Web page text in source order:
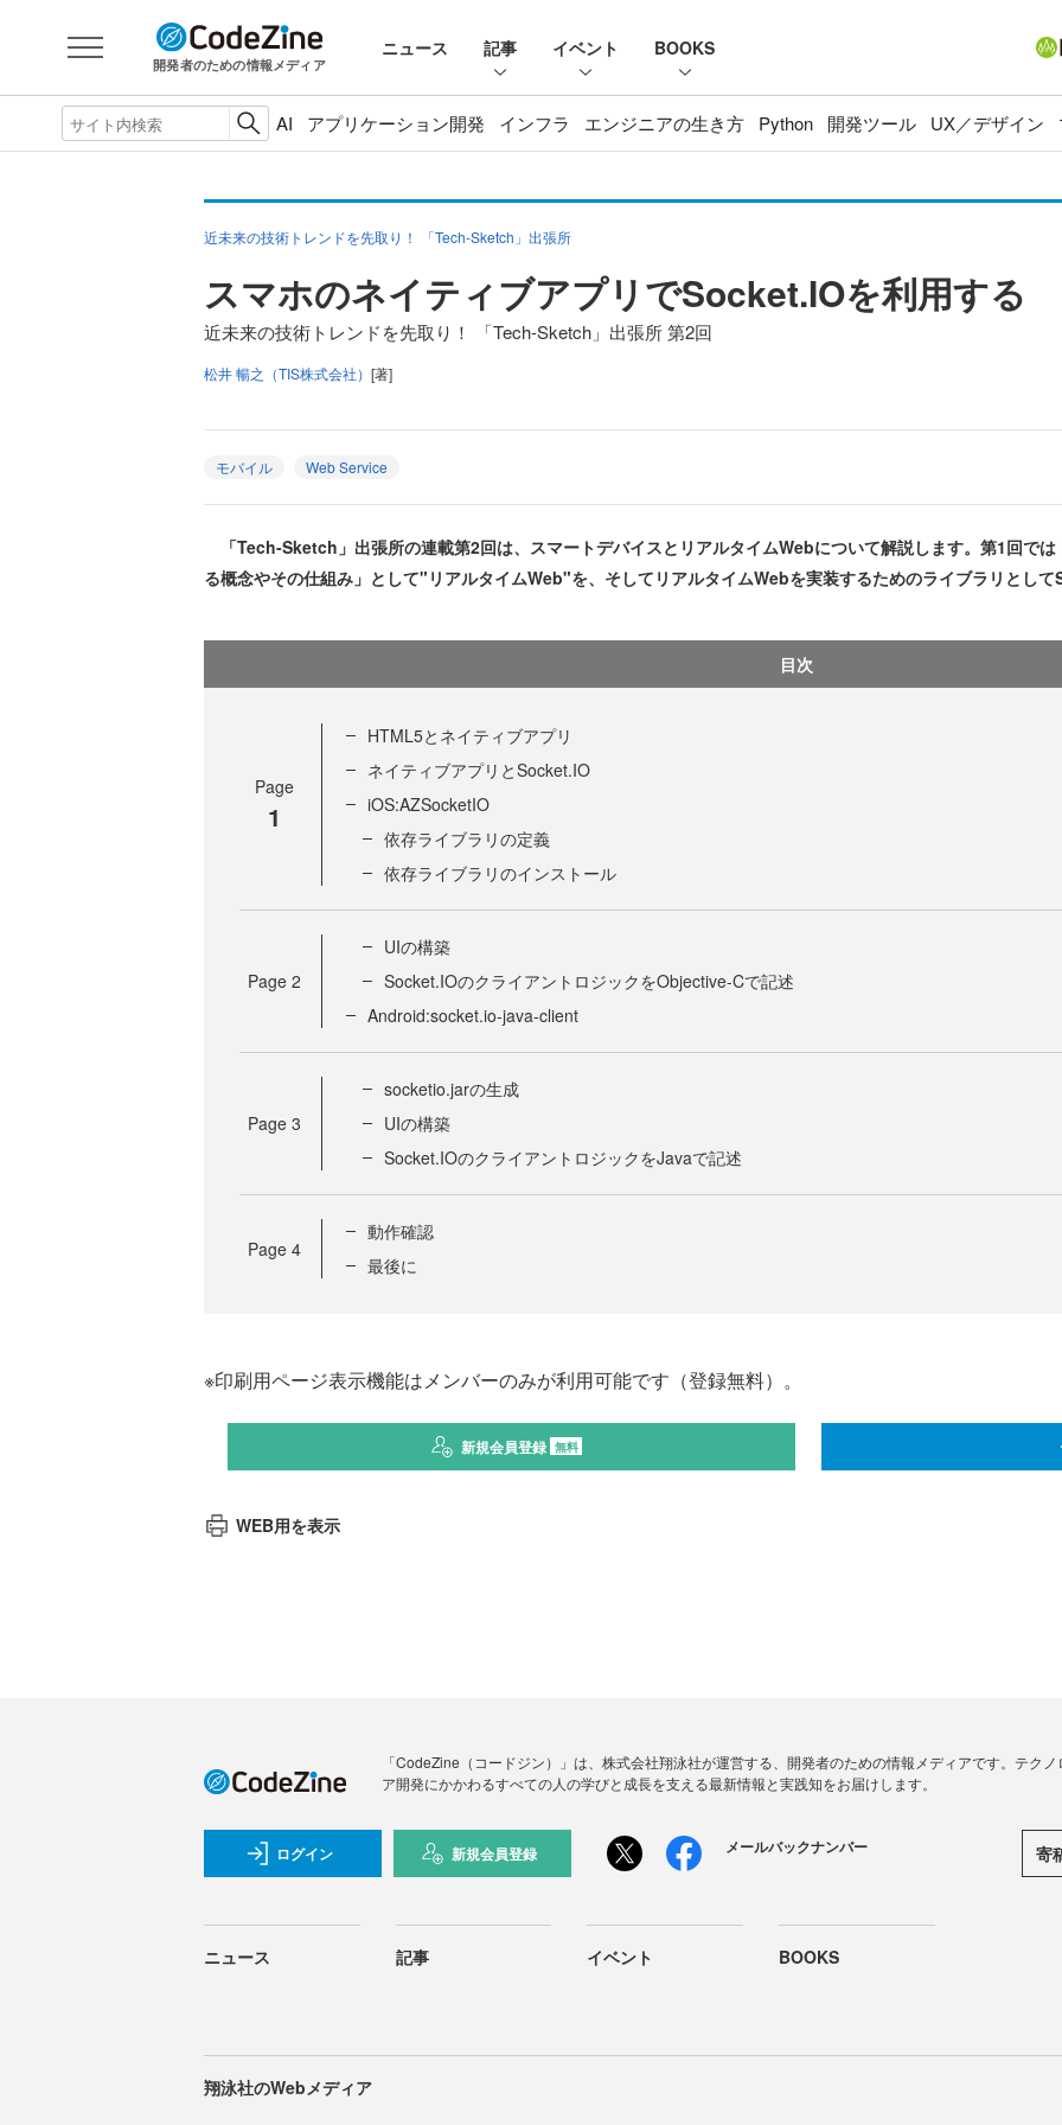
開発者のための情報メディア
ニュース 記事 イベント BOOKS
AI アプリケーション開発 インフラ エンジニアの生き方 Python 開発ツール UX／デザイン
近未来の技術トレンドを先取り！ 「Tech-Sketch」出張所
スマホのネイティブアプリでSocket.IOを利用する
近未来の技術トレンドを先取り！ 「Tech-Sketch」出張所 第2回
松井 暢之（TIS株式会社） [著]
モバイル Web Service
「Tech-Sketch」出張所の連載第2回は、スマートデバイスとリアルタイムWebについて解説します。第1回で
る概念やその仕組み」として"リアルタイムWeb"を、そしてリアルタイムWebを実装するためのライブラリとして
目次
Page
1
HTML5とネイティブアプリ
ネイティブアプリとSocket.IO
iOS:AZSocketIO
依存ライブラリの定義
依存ライブラリのインストール
Page 2
UIの構築
Socket.IOのクライアントロジックをObjective-Cで記述
Android:socket.io-java-client
Page 3
socketio.jarの生成
UIの構築
Socket.IOのクライアントロジックをJavaで記述
Page 4
動作確認
最後に
※印刷用ページ表示機能はメンバーのみが利用可能です（登録無料）。
新規会員登録 無料
WEB用を表示
「CodeZine（コードジン）」は、株式会社翔泳社が運営する、開発者のための情報メディアです。テク
ア開発にかかわるすべての人の学びと成長を支える最新情報と実践知をお届けします。
ログイン 新規会員登録 メールバックナンバー 寄
ニュース 記事 イベント BOOKS
翔泳社のWebメディア